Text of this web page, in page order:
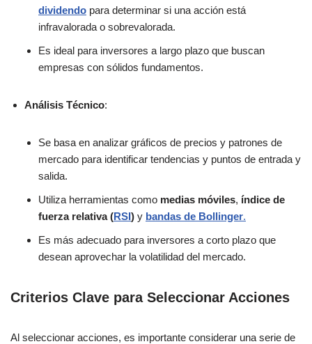
dividendo para determinar si una acción está
infravalorada o sobrevalorada.
Es ideal para inversores a largo plazo que buscan
empresas con sólidos fundamentos.
Análisis Técnico:
Se basa en analizar gráficos de precios y patrones de
mercado para identificar tendencias y puntos de entrada y
salida.
Utiliza herramientas como medias móviles, índice de
fuerza relativa (RSI) y bandas de Bollinger.
Es más adecuado para inversores a corto plazo que
desean aprovechar la volatilidad del mercado.
Criterios Clave para Seleccionar Acciones
Al seleccionar acciones, es importante considerar una serie de